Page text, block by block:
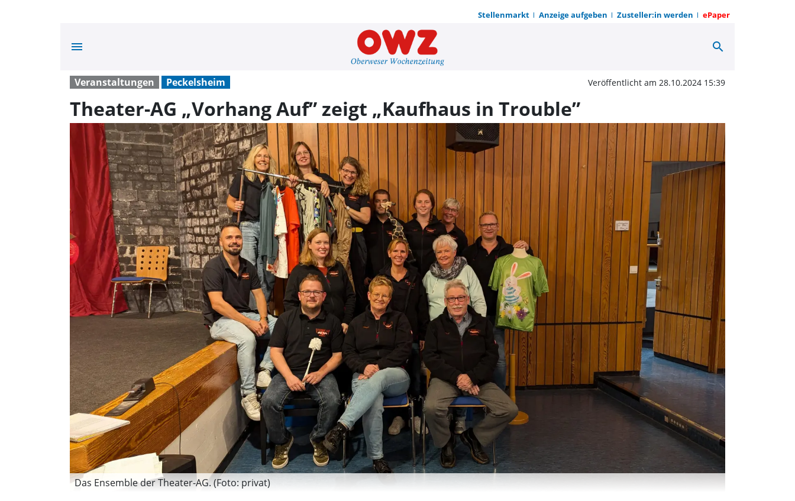
Stellenmarkt Anzeige aufgeben Zusteller:in werden ePaper
menu Theater-AG „Vorhang Auf” zeigt
search
Veranstaltungen Peckelsheim Veröffentlicht am 28.10.2024 15:39
Theater-AG „Vorhang Auf” zeigt „Kaufhaus in Trouble”
Das Ensemble der Theater-AG. (Foto: privat)